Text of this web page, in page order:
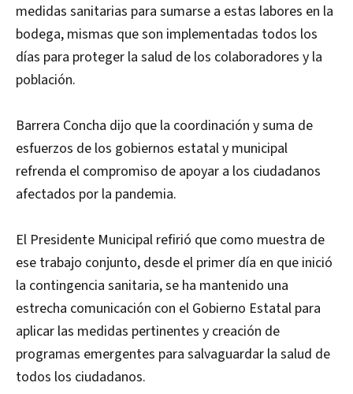
medidas sanitarias para sumarse a estas labores en la
bodega, mismas que son implementadas todos los
días para proteger la salud de los colaboradores y la
población.
Barrera Concha dijo que la coordinación y suma de
esfuerzos de los gobiernos estatal y municipal
refrenda el compromiso de apoyar a los ciudadanos
afectados por la pandemia.
El Presidente Municipal refirió que como muestra de
ese trabajo conjunto, desde el primer día en que inició
la contingencia sanitaria, se ha mantenido una
estrecha comunicación con el Gobierno Estatal para
aplicar las medidas pertinentes y creación de
programas emergentes para salvaguardar la salud de
todos los ciudadanos.